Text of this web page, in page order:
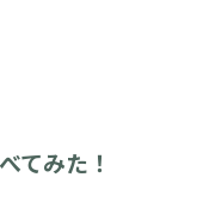
てみた！